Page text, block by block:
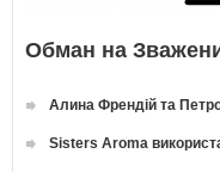
Обман на
Алина Френдій та
Sisters Aroma